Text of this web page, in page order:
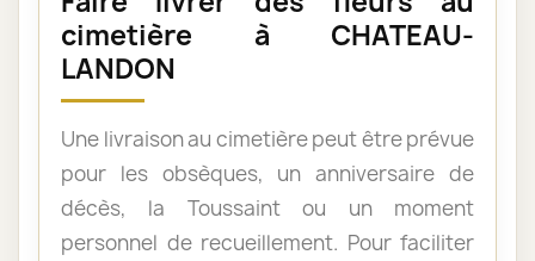
cimetière à CHATEAU-
LANDON
Une livraison au cimetière peut être prévue
pour les obsèques, un anniversaire de
décès, la Toussaint ou un moment
personnel de recueillement. Pour faciliter